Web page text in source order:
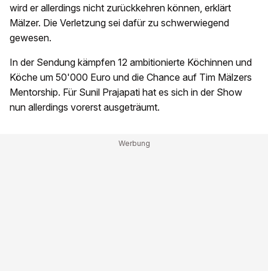
wird er allerdings nicht zurückkehren können, erklärt
Mälzer. Die Verletzung sei dafür zu schwerwiegend
gewesen.
In der Sendung kämpfen 12 ambitionierte Köchinnen und
Köche um 50'000 Euro und die Chance auf Tim Mälzers
Mentorship. Für Sunil Prajapati hat es sich in der Show
nun allerdings vorerst ausgeträumt.